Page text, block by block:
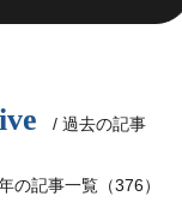
/ 過去の記事
の記事一覧（376）